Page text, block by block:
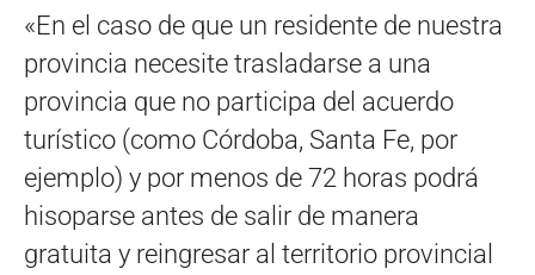
«En el caso de que un residente de nuestra
provincia necesite trasladarse a una
provincia que no participa del acuerdo
turístico (como Córdoba, Santa Fe, por
ejemplo) y por menos de 72 horas podrá
hisoparse antes de salir de manera
gratuita y reingresar al territorio provincial